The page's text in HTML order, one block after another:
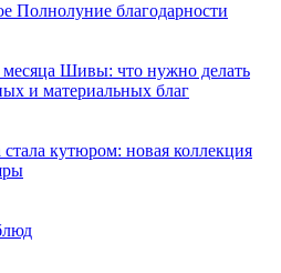
Полнолуние благодарности
Шивы: что нужно делать
и материальных благ
кутюром: новая коллекция